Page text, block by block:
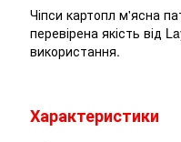
Чіпси картопл м'ясна
перевірена якість від
використання.
Характеристики